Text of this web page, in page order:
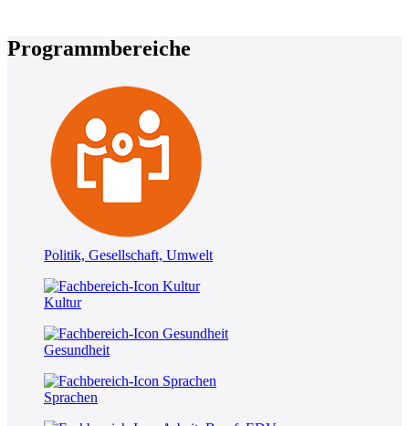
Programmbereiche
Politik, Gesellschaft, Umwelt
Kultur
Gesundheit
Sprachen